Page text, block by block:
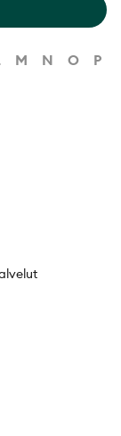
M N O P